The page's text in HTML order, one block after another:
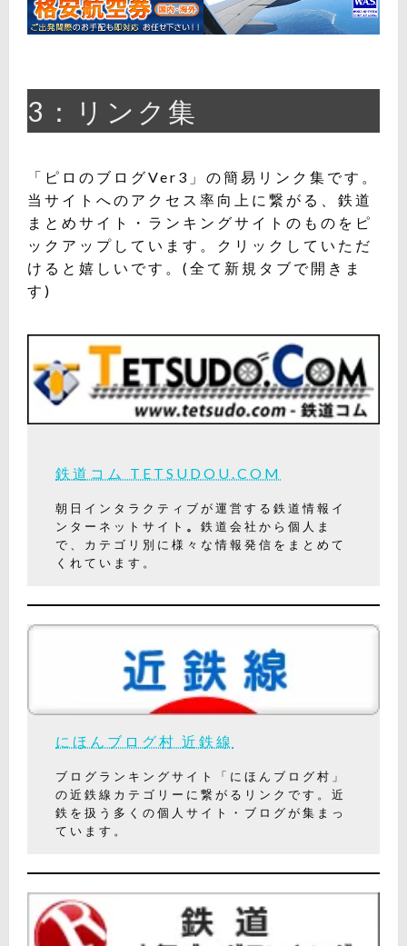
3：リンク集
「ピロのブログVer3」の簡易リンク集です。
当サイトへのアクセス率向上に繋がる、鉄道
まとめサイト・ランキングサイトのものをピ
ックアップしています。クリックしていただ
けると嬉しいです。(全て新規タブで開きま
す)
鉄道コム TETSUDOU.COM
朝日インタラクティブが運営する鉄道情報イ
ンターネットサイト 。鉄道会社から個人ま
で、カテゴリ別に様々な情報発信をまとめて
くれています。
にほんブログ村 近鉄線
ブログランキングサイト「にほんブログ村」
の近鉄線カテゴリーに繋がるリンクです。近
鉄を扱う多くの個人サイト・ブログが集まっ
ています。